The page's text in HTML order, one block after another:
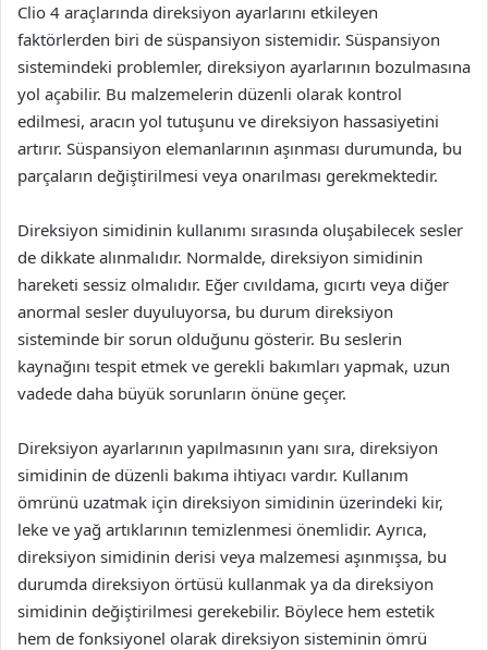
Clio 4 araçlarında direksiyon ayarlarını etkileyen
faktörlerden biri de süspansiyon sistemidir. Süspansiyon
sistemindeki problemler, direksiyon ayarlarının bozulmasına
yol açabilir. Bu malzemelerin düzenli olarak kontrol
edilmesi, aracın yol tutuşunu ve direksiyon hassasiyetini
artırır. Süspansiyon elemanlarının aşınması durumunda, bu
parçaların değiştirilmesi veya onarılması gerekmektedir.
Direksiyon simidinin kullanımı sırasında oluşabilecek sesler
de dikkate alınmalıdır. Normalde, direksiyon simidinin
hareketi sessiz olmalıdır. Eğer cıvıldama, gıcırtı veya diğer
anormal sesler duyuluyorsa, bu durum direksiyon
sisteminde bir sorun olduğunu gösterir. Bu seslerin
kaynağını tespit etmek ve gerekli bakımları yapmak, uzun
vadede daha büyük sorunların önüne geçer.
Direksiyon ayarlarının yapılmasının yanı sıra, direksiyon
simidinin de düzenli bakıma ihtiyacı vardır. Kullanım
ömrünü uzatmak için direksiyon simidinin üzerindeki kir,
leke ve yağ artıklarının temizlenmesi önemlidir. Ayrıca,
direksiyon simidinin derisi veya malzemesi aşınmışsa, bu
durumda direksiyon örtüsü kullanmak ya da direksiyon
simidinin değiştirilmesi gerekebilir. Böylece hem estetik
hem de fonksiyonel olarak direksiyon sisteminin ömrü